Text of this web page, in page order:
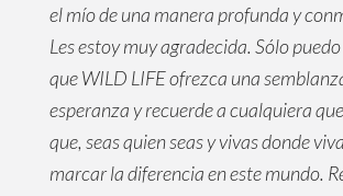
el mío de una manera profunda y
Les estoy muy agradecida. Sólo
que WILD LIFE ofrezca una
esperanza y recuerde a cualquiera
que, seas quien seas y vivas donde
marcar la diferencia en este mundo.